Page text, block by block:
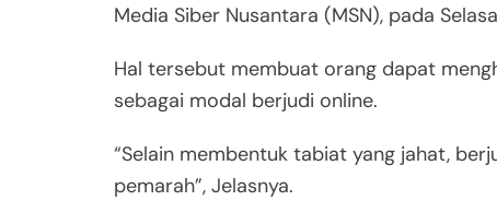
Media Siber Nusantara (MSN), pada
Hal tersebut membuat orang dapat
sebagai modal berjudi online.
“Selain membentuk tabiat yang jahat,
pemarah”, Jelasnya.